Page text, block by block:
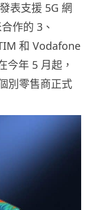
表支援 5G 網
作的 3、
和 Vodafone
今年 5 月起，
別零售商正式